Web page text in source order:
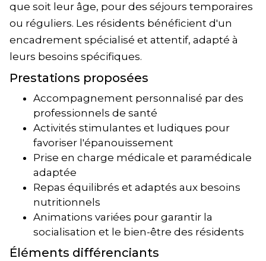
que soit leur âge, pour des séjours temporaires
ou réguliers. Les résidents bénéficient d'un
encadrement spécialisé et attentif, adapté à
leurs besoins spécifiques.
Prestations proposées
Accompagnement personnalisé par des
professionnels de santé
Activités stimulantes et ludiques pour
favoriser l'épanouissement
Prise en charge médicale et paramédicale
adaptée
Repas équilibrés et adaptés aux besoins
nutritionnels
Animations variées pour garantir la
socialisation et le bien-être des résidents
Éléments différenciants